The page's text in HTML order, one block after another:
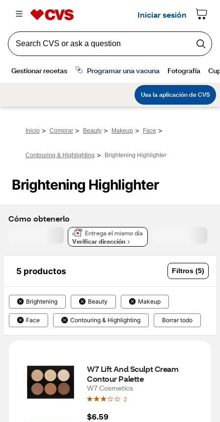
Inicio > Comprar > Beauty > Makeup > Face >
Contouring & Highlighting > Brightening Highlighter
Brightening Highlighter
Cómo obtenerlo
Entrega el mismo día
Verificar dirección
5 productos Filtros (5)
Brightening Beauty Makeup
Face Contouring & Highlighting Borrar todo
W7 Lift And Sculpt Cream
Contour Palette
W7 Cosmetics
2
$6.59